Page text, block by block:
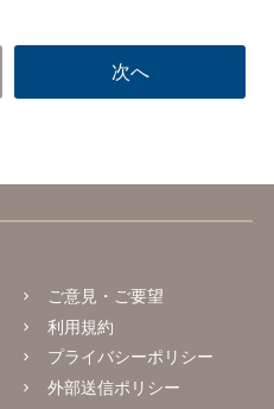
ご意見・ご要望
利用規約
プライバシーポリシー
外部送信ポリシー